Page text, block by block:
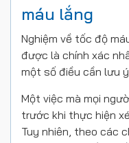
máu lắng
Nghiệm về tốc độ
được là chính xác
một số điều cần lưu
Một việc mà mọi
trước khi thực hiện
Tuy nhiên, theo các